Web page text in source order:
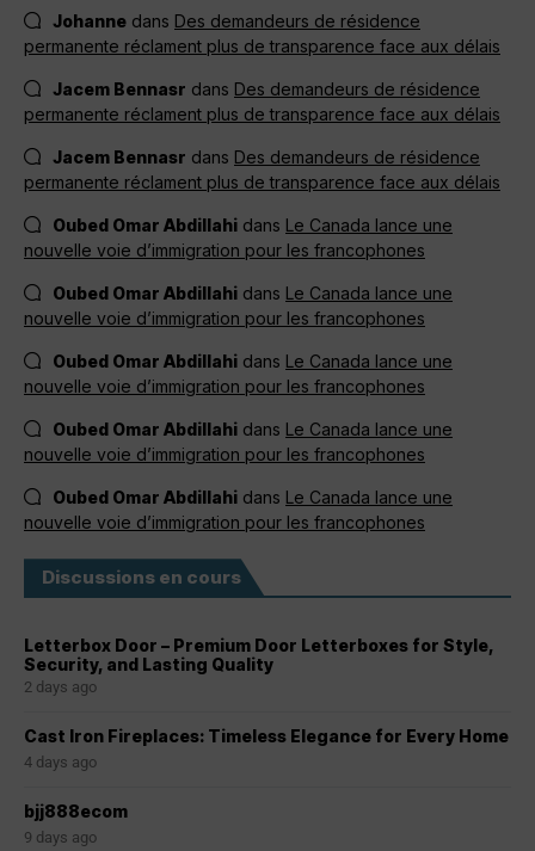
Johanne dans Des demandeurs de résidence
permanente réclament plus de transparence face aux délais
Jacem Bennasr dans Des demandeurs de résidence
permanente réclament plus de transparence face aux délais
Jacem Bennasr dans Des demandeurs de résidence
permanente réclament plus de transparence face aux délais
Oubed Omar Abdillahi dans Le Canada lance une
nouvelle voie d’immigration pour les francophones
Oubed Omar Abdillahi dans Le Canada lance une
nouvelle voie d’immigration pour les francophones
Oubed Omar Abdillahi dans Le Canada lance une
nouvelle voie d’immigration pour les francophones
Oubed Omar Abdillahi dans Le Canada lance une
nouvelle voie d’immigration pour les francophones
Oubed Omar Abdillahi dans Le Canada lance une
nouvelle voie d’immigration pour les francophones
Discussions en cours
Letterbox Door – Premium Door Letterboxes for Style,
Security, and Lasting Quality
2 days ago
Cast Iron Fireplaces: Timeless Elegance for Every Home
4 days ago
bjj888ecom
9 days ago